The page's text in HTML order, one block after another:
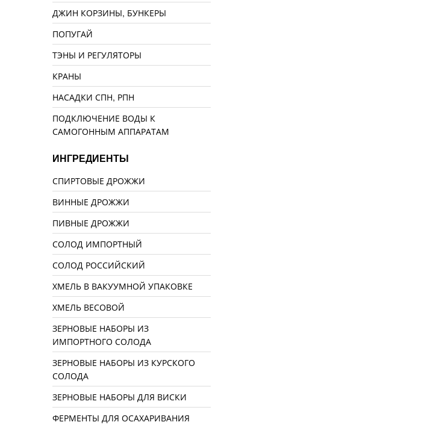
ДЖИН КОРЗИНЫ, БУНКЕРЫ
ПОПУГАЙ
ТЭНЫ И РЕГУЛЯТОРЫ
КРАНЫ
НАСАДКИ СПН, РПН
ПОДКЛЮЧЕНИЕ ВОДЫ К
САМОГОННЫМ АППАРАТАМ
ИНГРЕДИЕНТЫ
СПИРТОВЫЕ ДРОЖЖИ
ВИННЫЕ ДРОЖЖИ
ПИВНЫЕ ДРОЖЖИ
СОЛОД ИМПОРТНЫЙ
СОЛОД РОССИЙСКИЙ
ХМЕЛЬ В ВАКУУМНОЙ УПАКОВКЕ
ХМЕЛЬ ВЕСОВОЙ
ЗЕРНОВЫЕ НАБОРЫ ИЗ
ИМПОРТНОГО СОЛОДА
ЗЕРНОВЫЕ НАБОРЫ ИЗ КУРСКОГО
СОЛОДА
ЗЕРНОВЫЕ НАБОРЫ ДЛЯ ВИСКИ
ФЕРМЕНТЫ ДЛЯ ОСАХАРИВАНИЯ